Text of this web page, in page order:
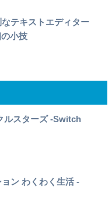
テキストエディター
の小技
ルスターズ -Switch
ョン わくわく生活 -